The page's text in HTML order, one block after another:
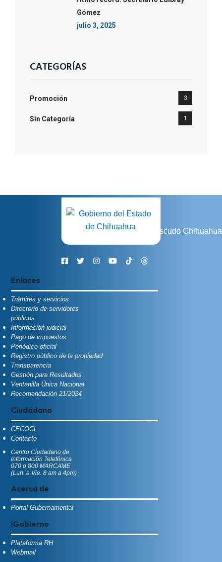
Gómez
julio 3, 2025
CATEGORÍAS
Promoción 3
Sin Categoría 1
Enlaces
Trámites y servicios
Directorio de servidores
públicos
Información judicial
Pago de impuestos
Periódico oficial
Registro público de la propiedad
Transparencia
Gestión para Resultados
Ventanilla Única Nacional
Recomendación 21/2024
Ciudadano
CECOCI
Contacto
Centro Ciudadano de
Información Telefónica
070 o 800 MARCAME
(Lun. a Vie. 8 am a 4pm)
Acerca de
Portal Gubernamental
iGobierno
Plataforma RH
Webmail